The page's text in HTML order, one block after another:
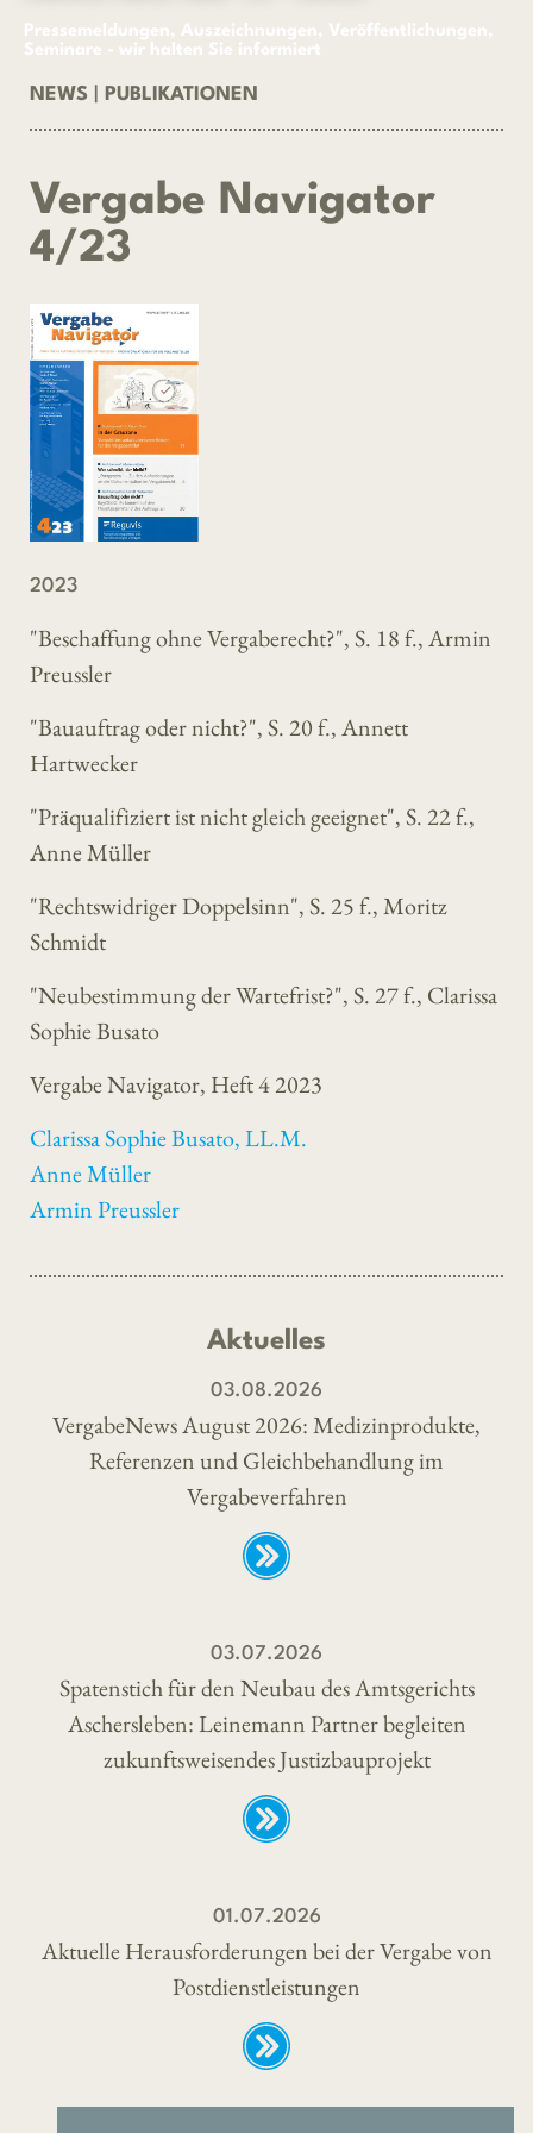
Pressemeldungen, Auszeichnungen, Veröffentlichungen,
Seminare - wir halten Sie informiert
NEWS PUBLIKATIONEN
Vergabe Navigator
4/23
2023
"Beschaffung ohne Vergaberecht?", S. 18 f., Armin
Preussler
"Bauauftrag oder nicht?", S. 20 f., Annett
Hartwecker
"Präqualifiziert ist nicht gleich geeignet", S. 22 f.,
Anne Müller
"Rechtswidriger Doppelsinn", S. 25 f., Moritz
Schmidt
"Neubestimmung der Wartefrist?", S. 27 f., Clarissa
Sophie Busato
Vergabe Navigator, Heft 4 2023
Clarissa Sophie Busato, LL.M.
Anne Müller
Armin Preussler
Aktuelles
03.08.2026
VergabeNews August 2026: Medizinprodukte,
Referenzen und Gleichbehandlung im
Vergabeverfahren
03.07.2026
Spatenstich für den Neubau des Amtsgerichts
Aschersleben: Leinemann Partner begleiten
zukunftsweisendes Justizbauprojekt
01.07.2026
Aktuelle Herausforderungen bei der Vergabe von
Postdienstleistungen